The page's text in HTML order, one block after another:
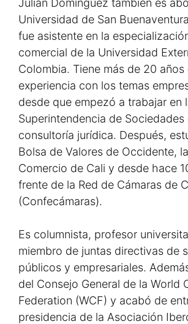
Julián Domínguez también es
Universidad de San
fue asistente en la
comercial de la Universidad
Colombia. Tiene más de 20 años
experiencia con los temas
desde que empezó a trabajar en
Superintendencia de Sociedades
consultoría jurídica. Después,
Bolsa de Valores de Occidente,
Comercio de Cali y desde hace
frente de la Red de Cámaras de
(Confecámaras).
Es columnista, profesor
miembro de juntas directivas de
públicos y empresariales.
del Consejo General de la World
Federation (WCF) y acabó de
presidencia de la Asociación